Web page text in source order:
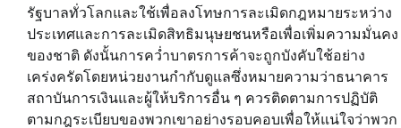
รัฐบาลทั่วโลกและใช้เพื่อลงโทษการละเมิดกฎหมายระหว่าง
ประเทศและการละเมิดสิทธิมนุษยชนหรือเพื่อเพิ่มความมั่นคง
ของชาติ ดังนั้นการคว่ำบาตรการค้าจะถูกบังคับใช้อย่าง
เคร่งครัดโดยหน่วยงานกำกับดูแลซึ่งหมายความว่าธนาคาร
สถาบันการเงินและผู้ให้บริการอื่น ๆ ควรติดตามการปฏิบัติ
ตามกฎระเบียบของพวกเขาอย่างรอบคอบเพื่อให้แน่ใจว่าพวก